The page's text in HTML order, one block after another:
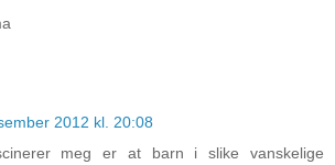
2012 kl. 20:08
meg er at barn i slike vanskelige